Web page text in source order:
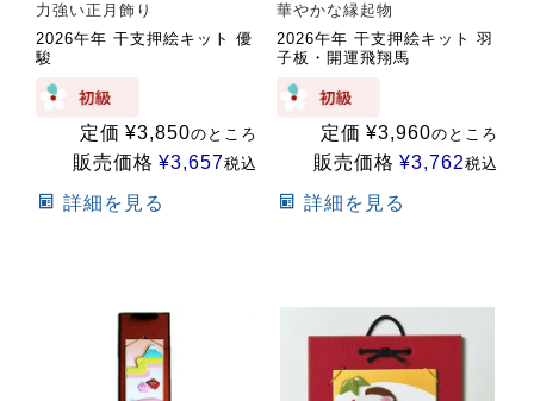
力強い正月飾り
2026午年 干支押絵キット 優
駿
定価 ¥3,850のところ
販売価格 ¥3,657税込
詳細を見る
華やかな縁起物
2026午年 干支押絵キット 羽
子板・開運飛翔馬
定価 ¥3,960のところ
販売価格 ¥3,762税込
詳細を見る